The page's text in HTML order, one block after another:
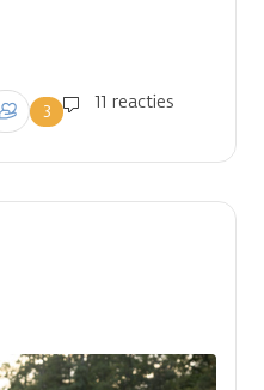
11 reacties
3
een